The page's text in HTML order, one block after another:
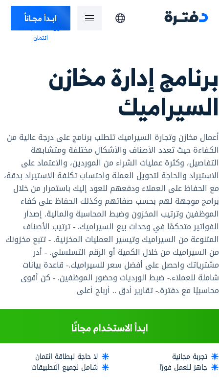
ابـدأ مجـاناً
دون الحاجة لبطاقة
ائتمان
برنامج إدارة مخازن
السيراميك
أعمال مخازن وتجارة السيراميك تتطلب برنامج على درجة عالية من
الكفاءة حيث تعدد الأصناف والأشكال مختلفة ومتشابهة
التفاصيل، وكثرة عمليات الشراء من الموردين، والاعتماد على
الاستيراد والحاجة لتحويل العملة واحتساب تكلفة الاستيراد بدقة،
مع الحفاظ على العملاء ودفعهم للعود إليك باستمرار من خلال
برامج موجهة لهم بحسب صفاتهم وكذلك الحفاظ على كفاء
الموظفين وترتيب المخزون وضبط المحاسبة والمالية. إصدار
الفواتير متحكمًا في وحدات بيع السيراميك. - ترتيب الأصناف
المتنوعة من السيراميك وتيسير العمليات المخزنية. - تتبع مخزونك
من السيراميك من خلال الكمية أو الرقم التسلسلي. - أدر
مشترياتك واحصل على أفضل سعر للسيراميك.- قاعدة بيانات
شاملة للعملاء.- ضبط الورديات وحضور الموظفين. - كن أقوى
محاسبيًا مع دفترة.- تقارير أدق .. أرباح أعلى
ابدأ الاستخدام مجانًا
تجربة مجانية
لا حاجة لبطاقة ائتمان
جاهز للعمل فورًا
شامل لجميع التطبيقات